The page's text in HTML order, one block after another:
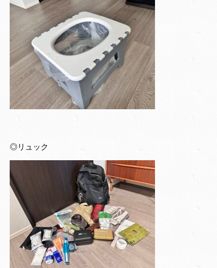
◎リュック